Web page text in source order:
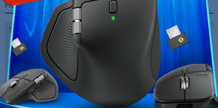
Fiche technique
Type de connexion
Clavier mécanique
Type de touches
Switch Cherry MX Speed
Rétro-éclairage
Norme du clavier